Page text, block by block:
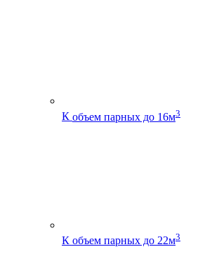
К объем парных до 16м3
К объем парных до 22м3